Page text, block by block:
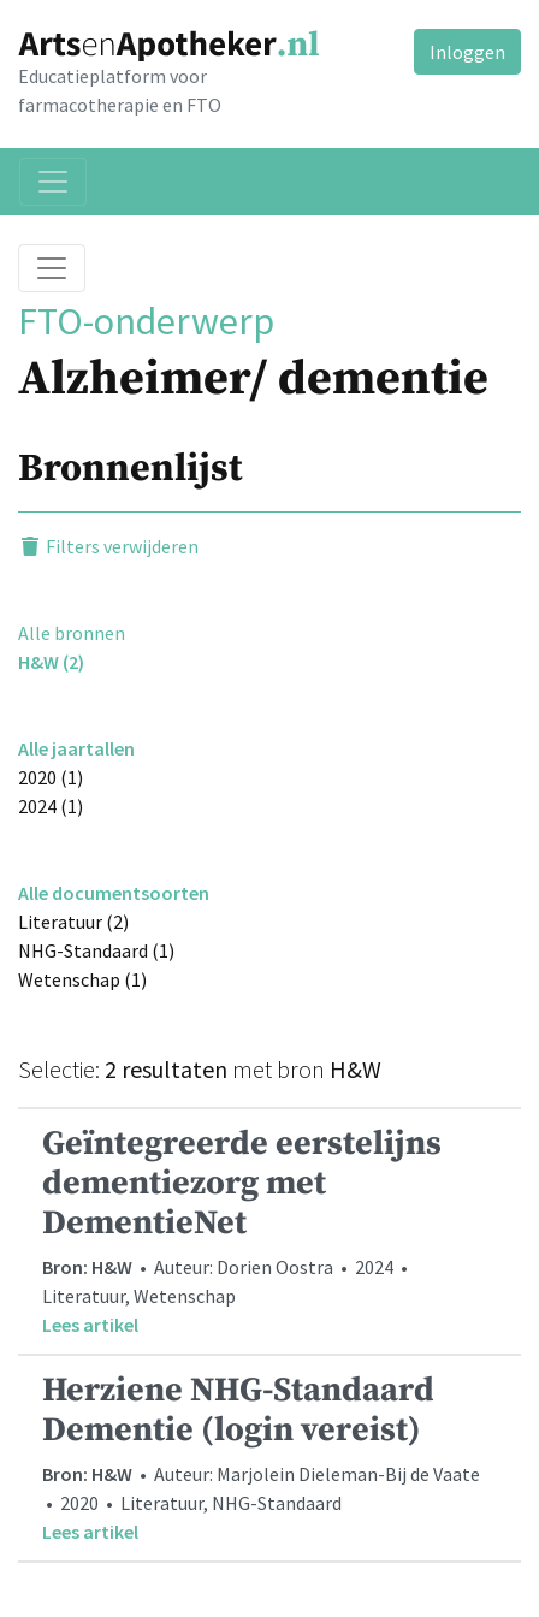
Educatieplatform voor
farmacotherapie en FTO
Inloggen
FTO-onderwerp
Alzheimer/ dementie
Bronnenlijst
Filters verwijderen
Alle bronnen
H&W (2)
Alle jaartallen
2020 (1)
2024 (1)
Alle documentsoorten
Literatuur (2)
NHG-Standaard (1)
Wetenschap (1)
Selectie: 2 resultaten met bron H&W
Geïntegreerde eerstelijns
dementiezorg met
DementieNet
Bron: H&W • Auteur: Dorien Oostra • 2024 •
Literatuur, Wetenschap
Lees artikel
Herziene NHG-Standaard
Dementie (login vereist)
Bron: H&W • Auteur: Marjolein Dieleman-Bij de Vaate
• 2020 • Literatuur, NHG-Standaard
Lees artikel